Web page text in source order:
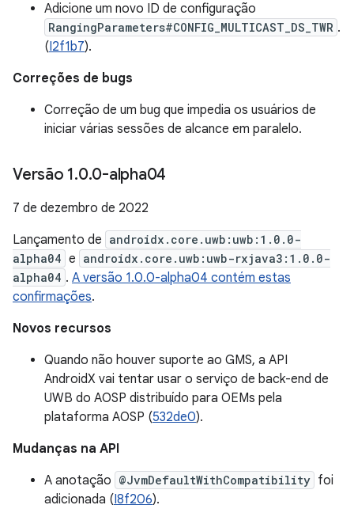
Adicione um novo ID de configuração
RangingParameters#CONFIG_MULTICAST_DS_TWR .
(I2f1b7).
Correções de bugs
Correção de um bug que impedia os usuários de
iniciar várias sessões de alcance em paralelo.
Versão 1.0.0-alpha04
7 de dezembro de 2022
Lançamento de androidx.core.uwb:uwb:1.0.0-
alpha04 e androidx.core.uwb:uwb-rxjava3:1.0.0-
alpha04 . A versão 1.0.0-alpha04 contém estas
confirmações.
Novos recursos
Quando não houver suporte ao GMS, a API
AndroidX vai tentar usar o serviço de back-end de
UWB do AOSP distribuído para OEMs pela
plataforma AOSP (532de0).
Mudanças na API
A anotação @JvmDefaultWithCompatibility foi
adicionada (I8f206).